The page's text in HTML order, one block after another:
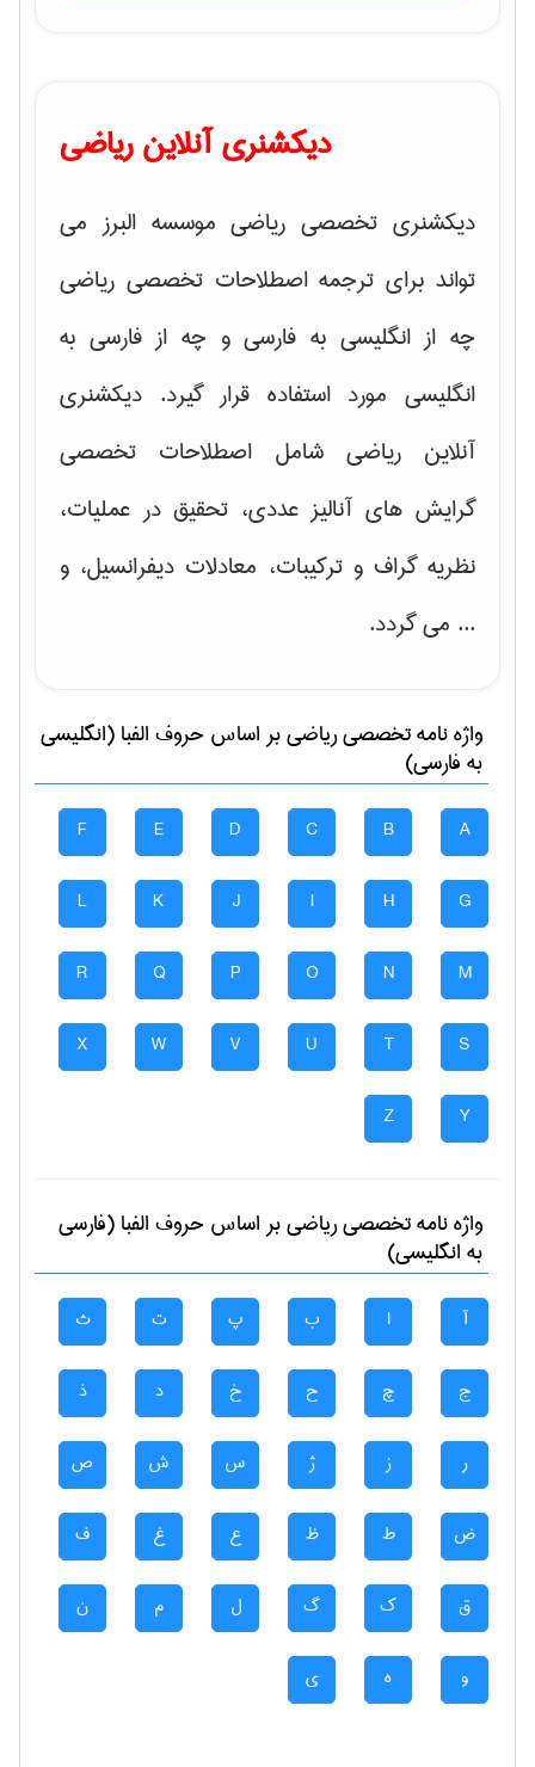
دیکشنری آنلاین ریاضی
دیکشنری تخصصی ریاضی موسسه البرز می
تواند برای ترجمه اصطلاحات تخصصی ریاضی
چه از انگلیسی به فارسی و چه از فارسی به
انگلیسی مورد استفاده قرار گیرد. دیکشنری
آنلاین ریاضی شامل اصطلاحات تخصصی
گرایش های آنالیز عددی، تحقیق در عملیات،
نظریه گراف و تركیبات، معادلات دیفرانسیل، و
... می گردد.
واژه نامه تخصصیرياضیبر اساس حروف الفبا (انگلیسی
به فارسی)
A
B
C
D
E
F
G
H
I
J
K
L
M
N
O
P
Q
R
S
T
U
V
W
X
Y
Z
واژه نامه تخصصیرياضیبر اساس حروف الفبا (فارسی
به انگلیسی)
آ ا ب پ ت ث
ج چ ح خ د ذ
ر ز ژ س ش ص
ض ط ظ ع غ ف
ق ک گ ل م ن
و ه ی